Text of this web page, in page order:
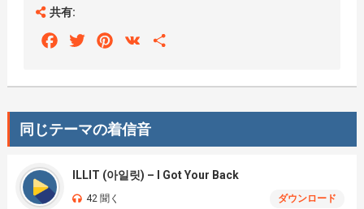
共有:
FacebookTwitterPinterest
VK
同じテーマの着信音
ILLIT (아일릿) – I Got Your Back
42 聞く ダウンロード